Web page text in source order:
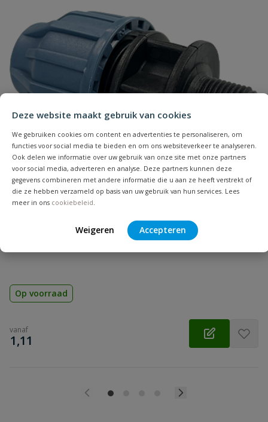
Deze website maakt gebruik van cookies
We gebruiken cookies om content en advertenties te personaliseren, om
functies voor social media te bieden en om ons websiteverkeer te analyseren.
Ook delen we informatie over uw gebruik van onze site met onze partners
voor social media, adverteren en analyse. Deze partners kunnen deze
gegevens combineren met andere informatie die u aan ze heeft verstrekt of
die ze hebben verzameld op basis van uw gebruik van hun services. Lees
meer in ons cookiebeleid
Weigeren Accepteren
Naam
Beoordeling
Beoordeling versturen
jason koppeling met buitendraad
Koppeling met buitendraad, diameter van 16 t/m 32 mm.
Op voorraad
vanaf
€
1,11